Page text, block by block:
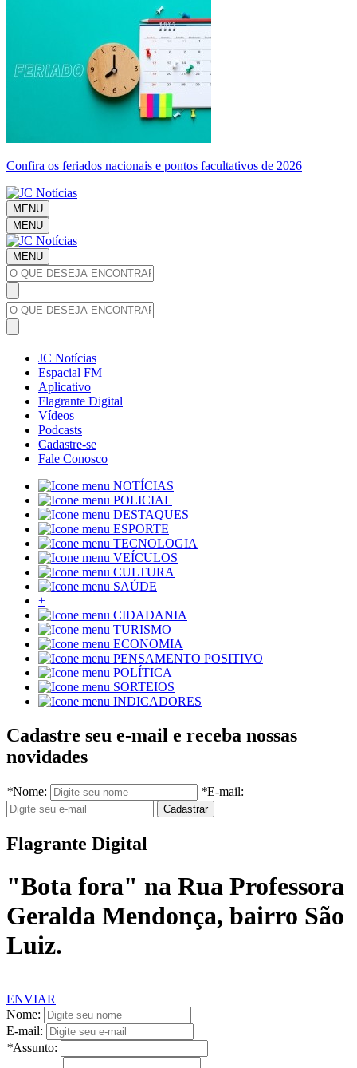
Confira os feriados nacionais e pontos facultativos de 2026
MENU
MENU
MENU
JC Notícias
Espacial FM
Aplicativo
Flagrante Digital
Vídeos
Podcasts
Cadastre-se
Fale Conosco
NOTÍCIAS
POLICIAL
DESTAQUES
ESPORTE
TECNOLOGIA
VEÍCULOS
CULTURA
SAÚDE
+
CIDADANIA
TURISMO
ECONOMIA
PENSAMENTO POSITIVO
POLÍTICA
SORTEIOS
INDICADORES
Cadastre seu e-mail e receba nossas
novidades
*Nome: *E-mail:
Flagrante Digital
"Bota fora" na Rua Professora
Geralda Mendonça, bairro São
Luiz.
ENVIAR
Nome:
E-mail:
*Assunto: